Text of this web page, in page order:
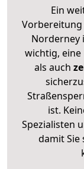
Ein
Vorbereitung
Norderney
wichtig, eine
als auch
ist.
Spezialisten
damit Sie